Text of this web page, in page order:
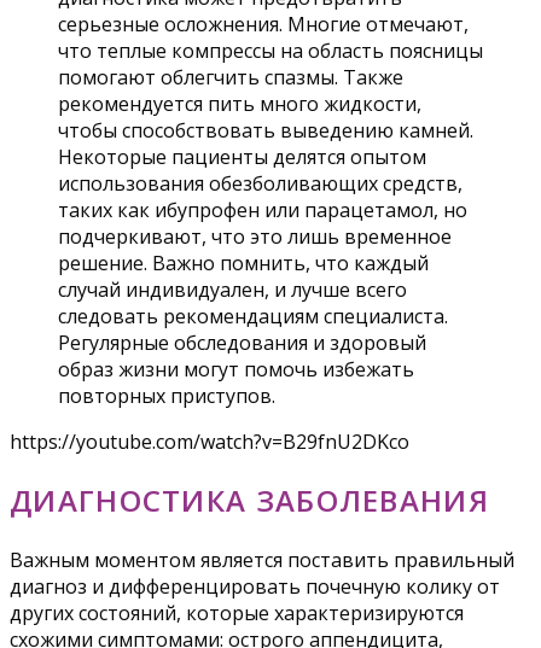
серьезные осложнения. Многие отмечают,
что теплые компрессы на область поясницы
помогают облегчить спазмы. Также
рекомендуется пить много жидкости,
чтобы способствовать выведению камней.
Некоторые пациенты делятся опытом
использования обезболивающих средств,
таких как ибупрофен или парацетамол, но
подчеркивают, что это лишь временное
решение. Важно помнить, что каждый
случай индивидуален, и лучше всего
следовать рекомендациям специалиста.
Регулярные обследования и здоровый
образ жизни могут помочь избежать
повторных приступов.
https://youtube.com/watch?v=B29fnU2DKco
ДИАГНОСТИКА ЗАБОЛЕВАНИЯ
Важным моментом является поставить правильный
диагноз и дифференцировать почечную колику от
других состояний, которые характеризируются
схожими симптомами: острого аппендицита,